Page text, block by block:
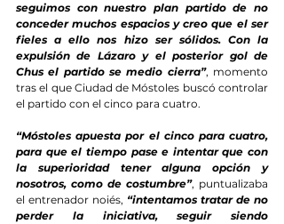
seguimos con nuestro plan partido de no
conceder muchos espacios y creo que el ser
fieles a ello nos hizo ser sólidos. Con la
expulsión de Lázaro y el posterior gol de
Chus el partido se medio cierra”, momento
tras el que Ciudad de Móstoles buscó controlar
el partido con el cinco para cuatro.
“Móstoles apuesta por el cinco para cuatro,
para que el tiempo pase e intentar que con
la superioridad tener alguna opción y
nosotros, como de costumbre”, puntualizaba
el entrenador noiés, “intentamos tratar de no
perder la iniciativa, seguir siendo